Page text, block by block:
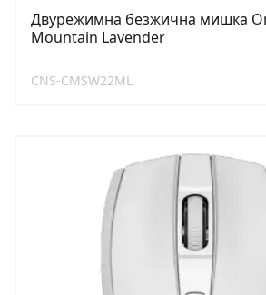
Двурежимна безжична мишка
Mountain Lavender
CNS-CMSW22ML